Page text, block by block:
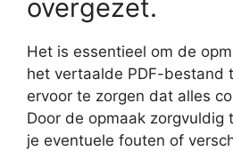
overgezet.
Het is essentieel om de
het vertaalde PDF-bestand
ervoor te zorgen dat alles
Door de opmaak zorgvuldig
je eventuele fouten of